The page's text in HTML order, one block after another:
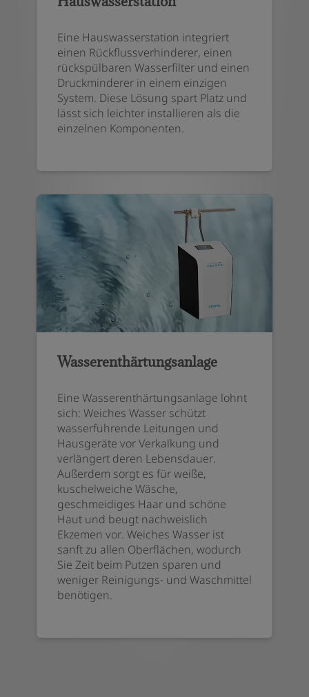
Eine Hauswasserstation integriert
einen Rückflussverhinderer, einen
rückspülbaren Wasserfilter und einen
Druckminderer in einem einzigen
System. Diese Lösung spart Platz und
lässt sich leichter installieren als die
einzelnen Komponenten.
Wasserenthärtungsanlage
Eine Wasserenthärtungsanlage lohnt
sich: Weiches Wasser schützt
wasserführende Leitungen und
Hausgeräte vor Verkalkung und
verlängert deren Lebensdauer.
Außerdem sorgt es für weiße,
kuschelweiche Wäsche,
geschmeidiges Haar und schöne
Haut und beugt nachweislich
Ekzemen vor. Weiches Wasser ist
sanft zu allen Oberflächen, wodurch
Sie Zeit beim Putzen sparen und
weniger Reinigungs- und Waschmittel
benötigen.